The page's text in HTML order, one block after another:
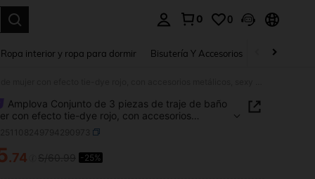
0 0
Ropa interior y ropa para dormir Bisutería Y Accesorios Zapatos
Amplova Conjunto de 3 piezas de traje de baño
con efecto tie-dye rojo, con accesorios
sexy y vanguardista, adecuado para
en la playa, sexy y lindo con estampado
AND AVAILABILITY
.74 -25%